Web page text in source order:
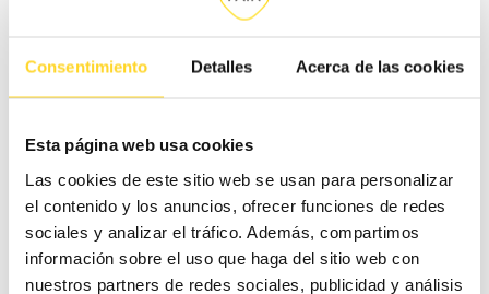
Consentimiento Detalles Acerca de las cookies
Esta página web usa cookies
Las cookies de este sitio web se usan para personalizar
el contenido y los anuncios, ofrecer funciones de redes
sociales y analizar el tráfico. Además, compartimos
información sobre el uso que haga del sitio web con
nuestros partners de redes sociales, publicidad y análisis
laseguridad de los trabajadores
distintas alternativas para mejorar la movilidad de
nuestros técnicos en áreas de complicado acceso(como
por ejemplo, los cascos antiguos y las zonas peatonales
de ciudades), sustituyendo las motocicletas por vehículos